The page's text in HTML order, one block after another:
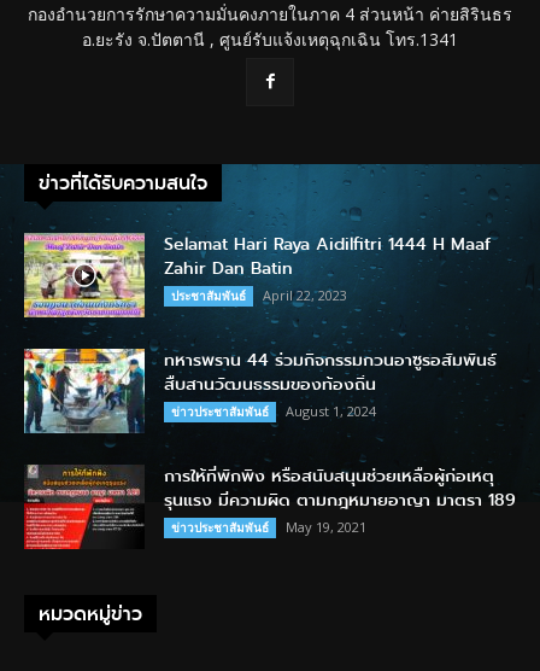
กองอำนวยการรักษาความมั่นคงภายในภาค 4 ส่วนหน้า ค่ายสิรินธร
อ.ยะรัง จ.ปัตตานี , ศูนย์รับแจ้งเหตุฉุกเฉิน โทร.1341
ข่าวที่ได้รับความสนใจ
Selamat Hari Raya Aidilfitri 1444 H Maaf
Zahir Dan Batin
ประชาสัมพันธ์ April 22, 2023
ทหารพราน 44 ร่วมกิจกรรมกวนอาซูรอสัมพันธ์
สืบสานวัฒนธรรมของท้องถิ่น
ข่าวประชาสัมพันธ์ August 1, 2024
การให้ที่พักพิง หรือสนับสนุนช่วยเหลือผู้ก่อเหตุ
รุนแรง มีความผิด ตามกฎหมายอาญา มาตรา 189
ข่าวประชาสัมพันธ์ May 19, 2021
หมวดหมู่ข่าว